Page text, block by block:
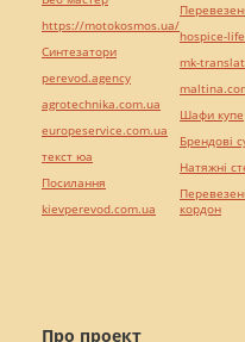
Про проект
https://motokosmos.ua/
Синтезатори
perevod.agency
agrotechnika.com.ua
europeservice.com.ua
текст юа
Посилання
kievperevod.com.ua
hospice-
mk-
Шафи купе
Брендові
Натяжні
кордон